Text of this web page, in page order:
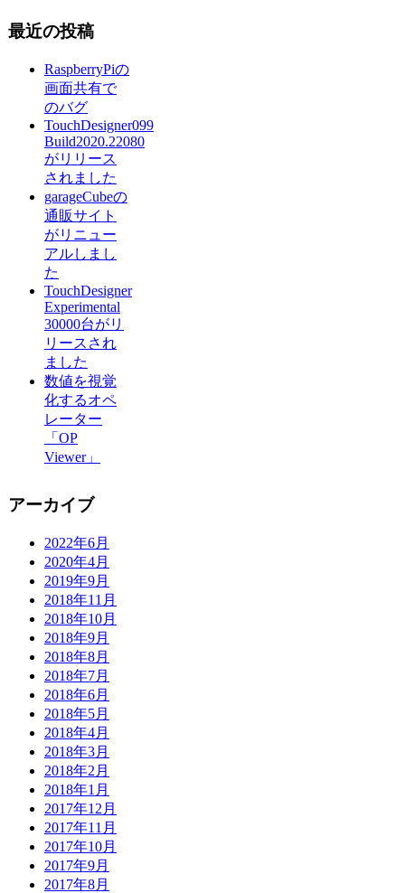
最近の投稿
RaspberryPiの
画面共有で
のバグ
TouchDesigner099
Build2020.22080
がリリース
されました
garageCubeの
通販サイト
がリニュー
アルしまし
た
TouchDesigner
Experimental
30000台がリ
リースされ
ました
数値を視覚
化するオペ
レーター
「OP
Viewer」
アーカイブ
2022年6月
2020年4月
2019年9月
2018年11月
2018年10月
2018年9月
2018年8月
2018年7月
2018年6月
2018年5月
2018年4月
2018年3月
2018年2月
2018年1月
2017年12月
2017年11月
2017年10月
2017年9月
2017年8月